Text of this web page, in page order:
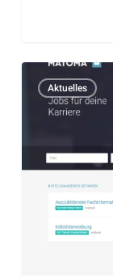
Schnelle
Bewerber-
überzeugt
weitere
Kunden
Aktuelles